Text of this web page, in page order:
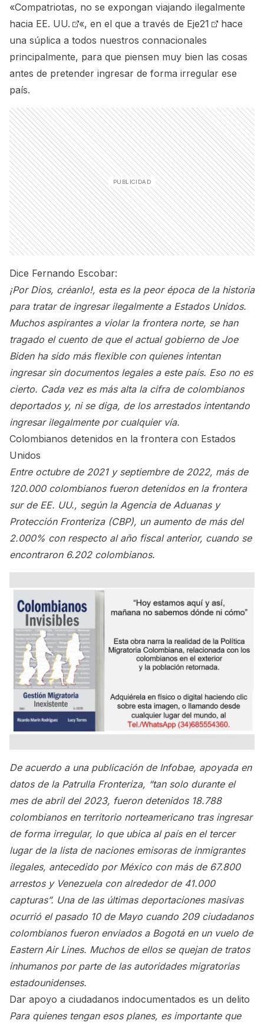
«Compatriotas, no se expongan viajando ilegalmente
hacia EE. UU.
«, en el que a través de Eje21
hace
una súplica a todos nuestros connacionales
principalmente, para que piensen muy bien las cosas
antes de pretender ingresar de forma irregular ese
país.
Dice Fernando Escobar:
¡Por Dios, créanlo!, esta es la peor época de la historia
para tratar de ingresar ilegalmente a Estados Unidos.
Muchos aspirantes a violar la frontera norte, se han
tragado el cuento de que el actual gobierno de Joe
Biden ha sido más flexible con quienes intentan
ingresar sin documentos legales a este país. Eso no es
cierto. Cada vez es más alta la cifra de colombianos
deportados y, ni se diga, de los arrestados intentando
ingresar ilegalmente por cualquier vía.
Colombianos detenidos en la frontera con Estados
Unidos
Entre octubre de 2021 y septiembre de 2022, más de
120.000 colombianos fueron detenidos en la frontera
sur de EE. UU., según la Agencia de Aduanas y
Protección Fronteriza (CBP), un aumento de más del
2.000% con respecto al año fiscal anterior, cuando se
encontraron 6.202 colombianos.
De acuerdo a una publicación de Infobae, apoyada en
datos de la Patrulla Fronteriza, “tan solo durante el
mes de abril del 2023, fueron detenidos 18.788
colombianos en territorio norteamericano tras ingresar
de forma irregular, lo que ubica al país en el tercer
lugar de la lista de naciones emisoras de inmigrantes
ilegales, antecedido por México con más de 67.800
arrestos y Venezuela con alrededor de 41.000
capturas”. Una de las últimas deportaciones masivas
ocurrió el pasado 10 de Mayo cuando 209 ciudadanos
colombianos fueron enviados a Bogotá en un vuelo de
Eastern Air Lines. Muchos de ellos se quejan de tratos
inhumanos por parte de las autoridades migratorias
estadounidenses.
Dar apoyo a ciudadanos indocumentados es un delito
Para quienes tengan esos planes, es importante que